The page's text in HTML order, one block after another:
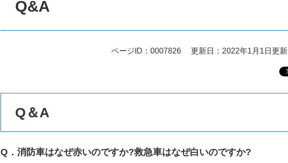
Q&A
ページID：0007826 更新日：2022年1月1日更新
Q＆A
Q．消防車はなぜ赤いのですか?救急車はなぜ白いのですか?